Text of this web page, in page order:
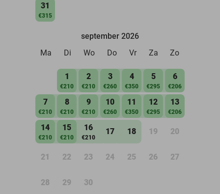
31
€315
september 2026
Ma
Di Wo Do Vr Za Zo
1
€210
2
€210
3
€260
4
€350
5
€295
6
€206
7
€210
8
€210
9
€210
10
€260
11
€350
12
€295
13
€206
14
€210
15
€210
16
€210
17 18 19 20
21 22 23 24 25 26 27
28 29 30